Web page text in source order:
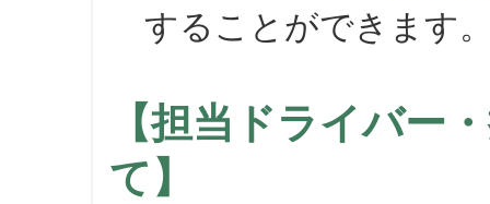
することができます
【担当ドライバー
て】